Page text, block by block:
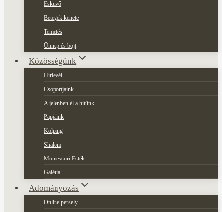
Esküvő
Betegek kenete
Temetés
Ünnep és böjt
Közösségünk
Hírlevél
Csoportjaink
A jelenben él a hitünk
Papjaink
Kolping
Shalom
Montessori Esték
Galéria
Adományozás
Online persely